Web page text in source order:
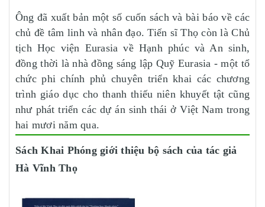
Ông đã xuất bản một số cuốn sách và bài báo về các
chủ đề tâm linh và nhân đạo. Tiến sĩ Thọ còn là Chủ
tịch Học viện Eurasia về Hạnh phúc và An sinh,
đồng thời là nhà đồng sáng lập Quỹ Eurasia - một tổ
chức phi chính phủ chuyên triển khai các chương
trình giáo dục cho thanh thiếu niên khuyết tật cũng
như phát triển các dự án sinh thái ở Việt Nam trong
hai mươi năm qua.
Sách Khai Phóng giới thiệu bộ sách của tác giả
Hà Vĩnh Thọ